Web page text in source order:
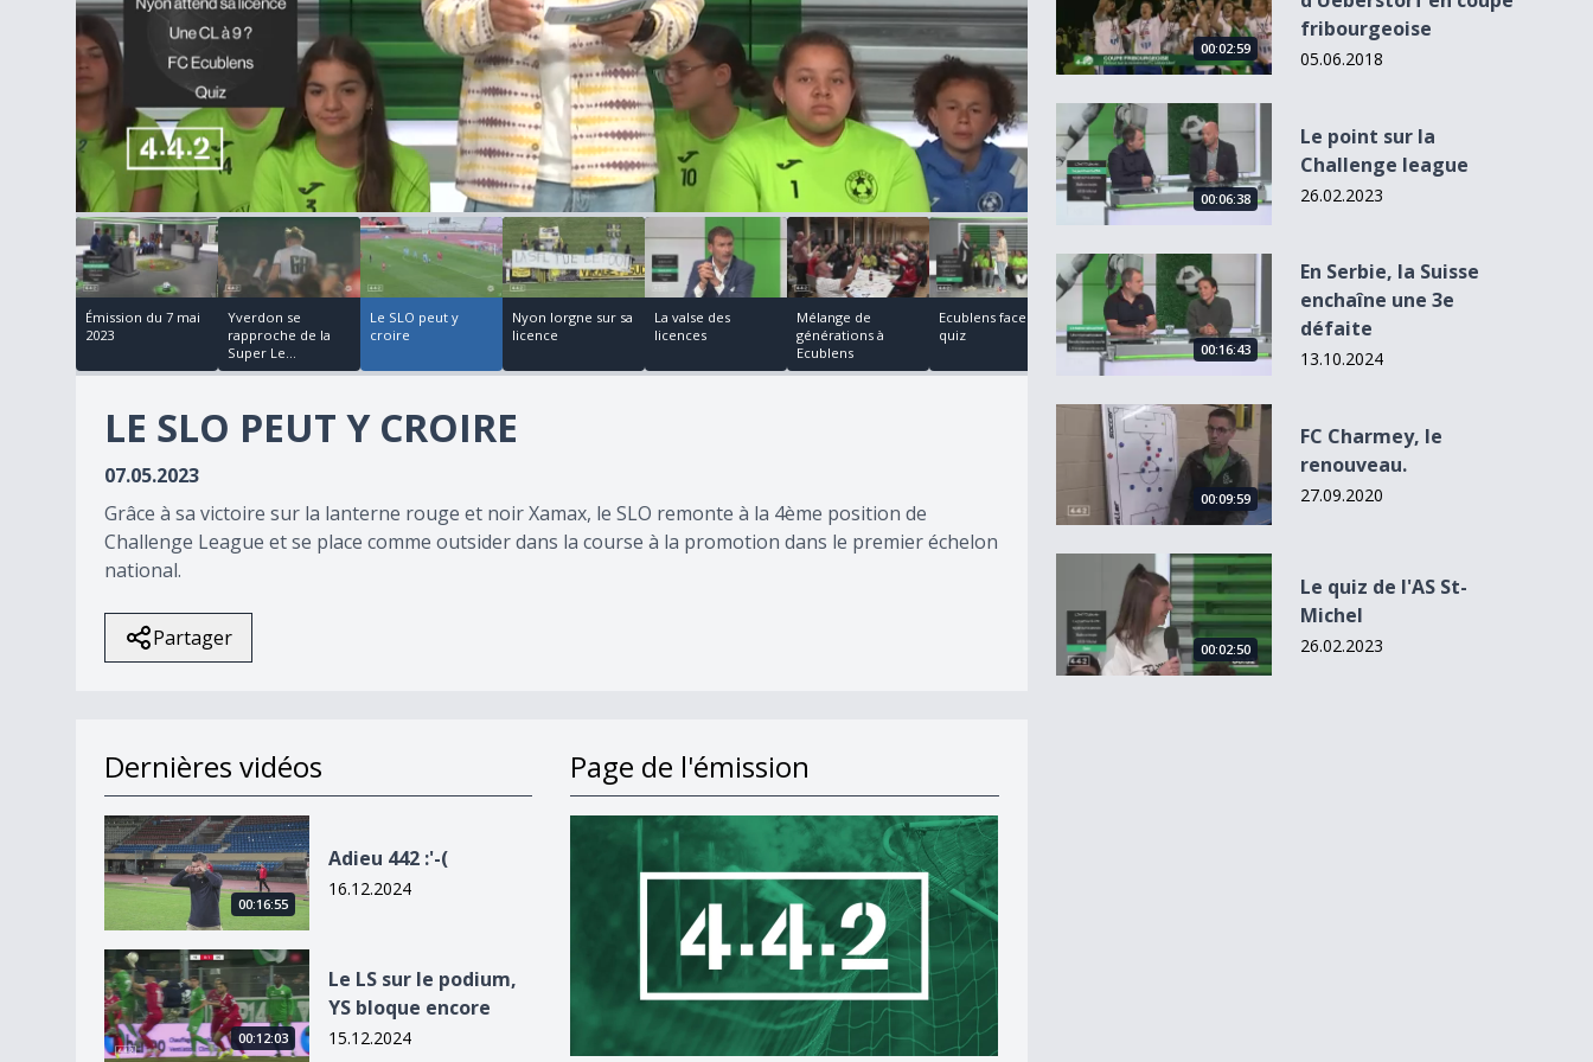
7
minutes,
16
seconds
of
40
minutes,
secondsVolume
Émission du 7 mai
2023
00:07:10
Yverdon se
rapproche de la
Super Le...
00:04:58
Le SLO peut y
croire
00:11:06
Nyon lorgne sur sa
licence
00:06:24
La valse des
licences
00:07:56
Mélange de
générations à
Ecublens
00:02:25
Ecublens face au
quiz
LE SLO PEUT Y CROIRE
07.05.2023
Grâce à sa victoire sur la lanterne rouge et noir Xamax, le SLO remonte à la 4ème position de
Challenge League et se place comme outsider dans la course à la promotion dans le premier échelon
national.
Partager
Dernières vidéos
Adieu 442 :&#039;-(
00:16:55
Adieu 442 :'-(
16.12.2024
Le LS sur le podium, YS bloque encore
00:12:03
Le LS sur le podium,
YS bloque encore
15.12.2024
Page de l'émission
00:02:59
fribourgeoise
05.06.2018
Le point sur la Challenge league
00:06:38
Le point sur la
Challenge league
26.02.2023
En Serbie, la Suisse enchaîne une 3e défaite
00:16:43
En Serbie, la Suisse
enchaîne une 3e
défaite
13.10.2024
FC Charmey, le renouveau.
00:09:59
FC Charmey, le
renouveau.
27.09.2020
Le quiz de l&#039;AS St-Michel
00:02:50
Le quiz de l'AS St-
Michel
26.02.2023